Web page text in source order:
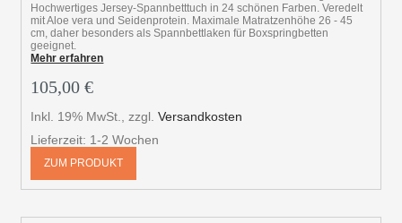
Hochwertiges Jersey-Spannbetttuch in 24 schönen Farben. Veredelt
mit Aloe vera und Seidenprotein. Maximale Matratzenhöhe 26 - 45
cm, daher besonders als Spannbettlaken für Boxspringbetten
geeignet.
Mehr erfahren
105,00 €
Inkl. 19% MwSt.,zzgl.Versandkosten
Lieferzeit: 1-2 Wochen
ZUM PRODUKT